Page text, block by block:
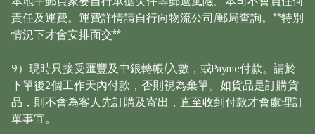
責任及運費。運費詳情請自行向物流公司/郵局查詢。**特別
情況下才會安排面交**
9）現時只接受匯豐及中銀轉帳/入數，或Payme付款。請於
下單後2個工作天內付款，否則視為棄單。如貨品是訂購貨
品，則不會為客人先訂購及寄出，直至收到付款才會處理訂
單事宜。